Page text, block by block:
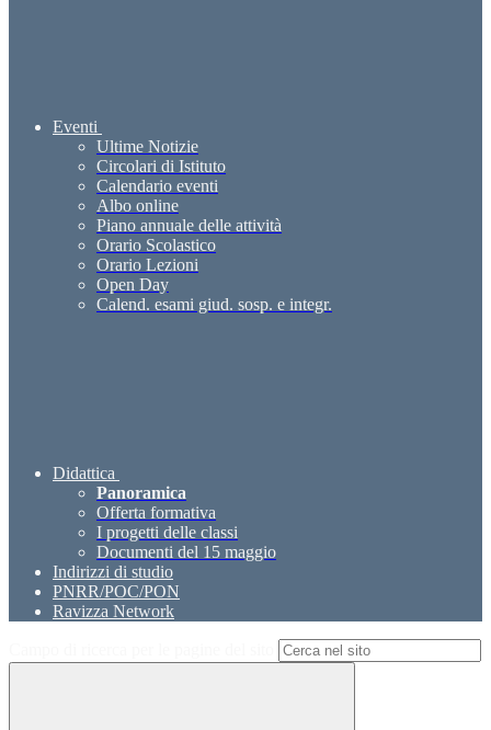
Eventi
Ultime Notizie
Circolari di Istituto
Calendario eventi
Albo online
Piano annuale delle attività
Orario Scolastico
Orario Lezioni
Open Day
Calend. esami giud. sosp. e integr.
Didattica
Panoramica
Offerta formativa
I progetti delle classi
Documenti del 15 maggio
Indirizzi di studio
PNRR/POC/PON
Ravizza Network